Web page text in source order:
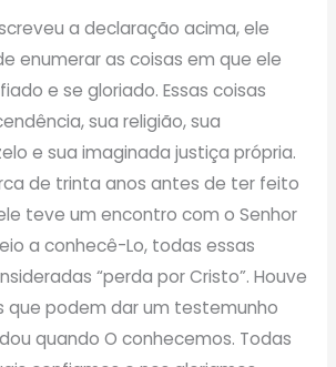
a declaração acima, ele
enumerar as coisas em que ele
e se gloriado. Essas coisas
sua religião, sua
e sua imaginada justiça própria.
de trinta anos antes de ter feito
teve um encontro com o Senhor
a conhecê-Lo, todas essas
“perda por Cristo”. Houve
que podem dar um testemunho
quando O conhecemos. Todas